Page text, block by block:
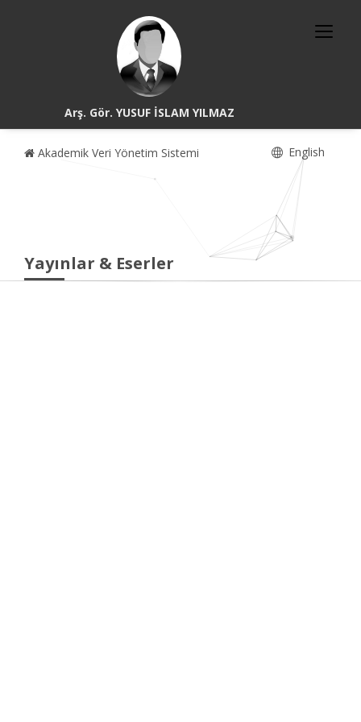
Arş. Gör. YUSUF İSLAM YILMAZ
Akademik Veri Yönetim Sistemi English
Yayınlar & Eserler